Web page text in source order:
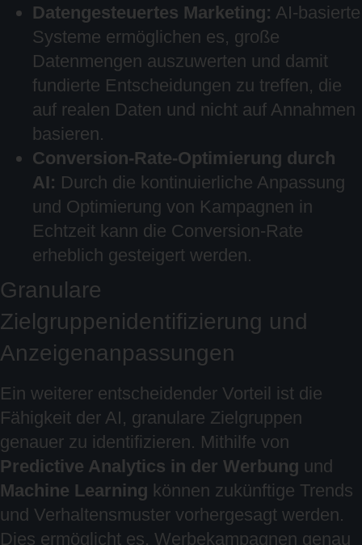
Datengesteuertes Marketing: AI-basierte
Systeme ermöglichen es, große
Datenmengen auszuwerten und damit
fundierte Entscheidungen zu treffen, die
auf realen Daten und nicht auf Annahmen
basieren.
Conversion-Rate-Optimierung durch
AI: Durch die kontinuierliche Anpassung
und Optimierung von Kampagnen in
Echtzeit kann die Conversion-Rate
erheblich gesteigert werden.
Granulare
Zielgruppenidentifizierung und
Anzeigenanpassungen
Ein weiterer entscheidender Vorteil ist die
Fähigkeit der AI, granulare Zielgruppen
genauer zu identifizieren. Mithilfe von
Predictive Analytics in der Werbung und
Machine Learning können zukünftige Trends
und Verhaltensmuster vorhergesagt werden.
Dies ermöglicht es, Werbekampagnen genau